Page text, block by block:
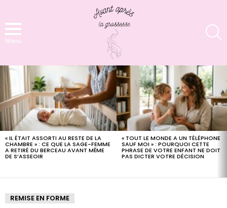
Menu
LATEST
STORIES
« IL ÉTAIT ASSORTI AU RESTE DE LA
CHAMBRE » : CE QUE LA SAGE-FEMME
A RETIRÉ DU BERCEAU AVANT MÊME
DE S’ASSEOIR
« TOUT LE MONDE A UN TÉLÉPHONE
SAUF MOI » : POURQUOI CETTE
PHRASE DE VOTRE ENFANT NE DOIT
PAS DICTER VOTRE DÉCISION
REMISE EN FORME